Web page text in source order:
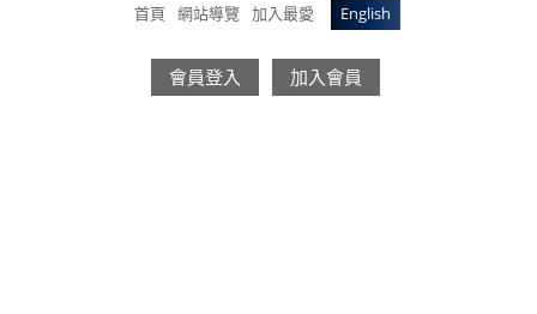
首頁 網站導覽 加入最愛 English
會員登入 加入會員